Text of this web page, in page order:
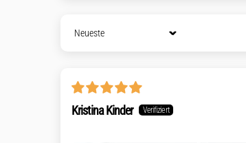
Sort by
Kristina Kinder